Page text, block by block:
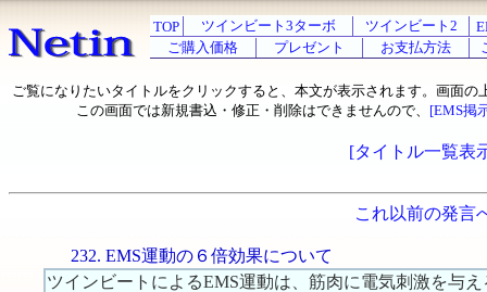
TOP ツインビート3ターボ ツインビート2
ご購入価格
プレゼント お支払方法
ご覧になりたいタイトルをクリックすると、本文が表示されます。画面の
この画面では新規書込・修正・削除はできませんので、 [EMS掲
[タイトル一覧表
これ以前の発言
232. EMS運動の６倍効果について
ツインビートによるEMS運動は、筋肉に電気刺激を与